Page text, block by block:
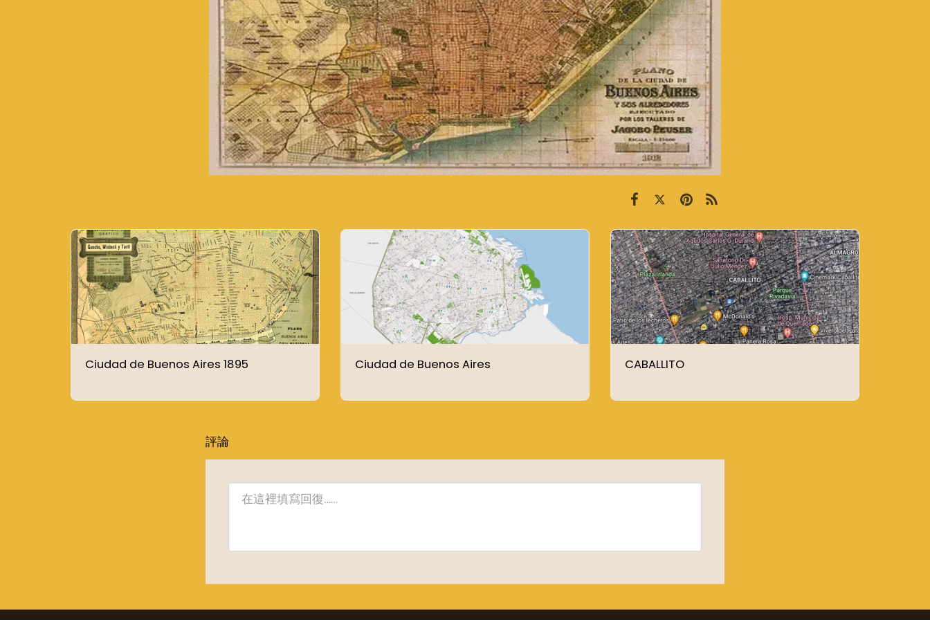
Ciudad de Buenos Aires 1895 Ciudad de Buenos Aires CABALLITO
評論